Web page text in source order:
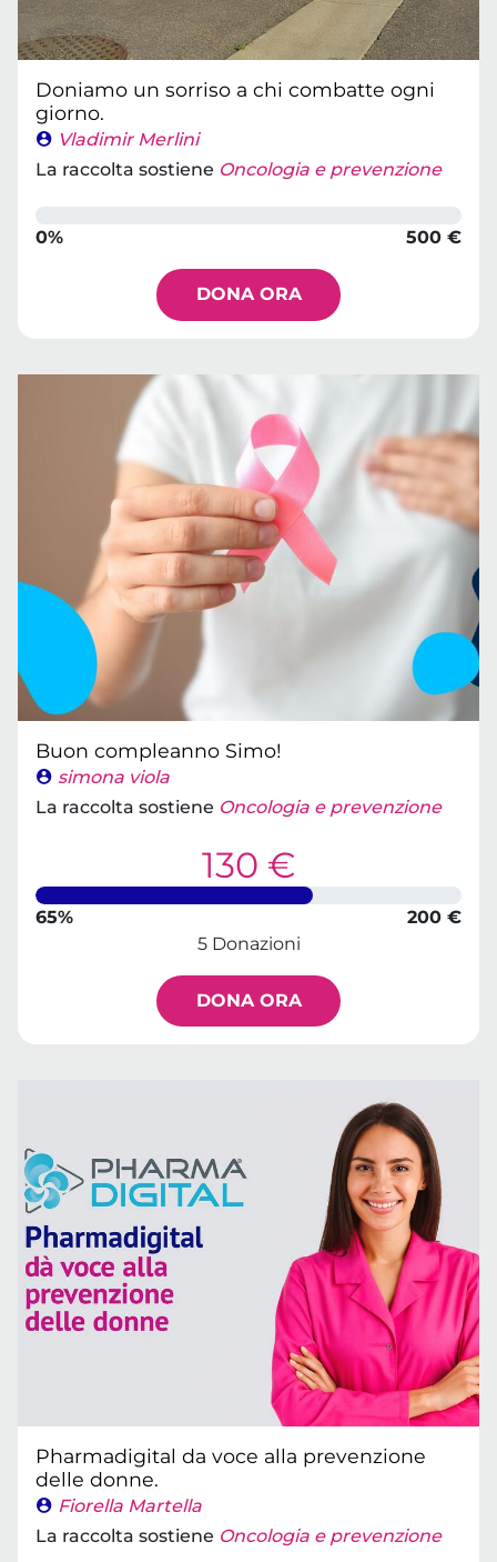
Doniamo un sorriso a chi combatte ogni
giorno.
Vladimir Merlini
La raccolta sostiene Oncologia e prevenzione
0% 500 €
DONA ORA
Buon compleanno Simo!
simona viola
La raccolta sostiene Oncologia e prevenzione
130 €
65%
200 €
5 Donazioni
DONA ORA
Pharmadigital da voce alla prevenzione
delle donne.
Fiorella Martella
La raccolta sostiene Oncologia e prevenzione